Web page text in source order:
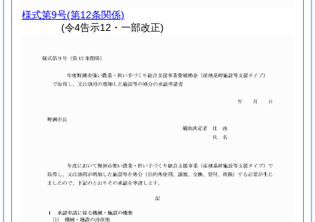
様式第9号(第12条関係)
(令4告示12・一部改正)